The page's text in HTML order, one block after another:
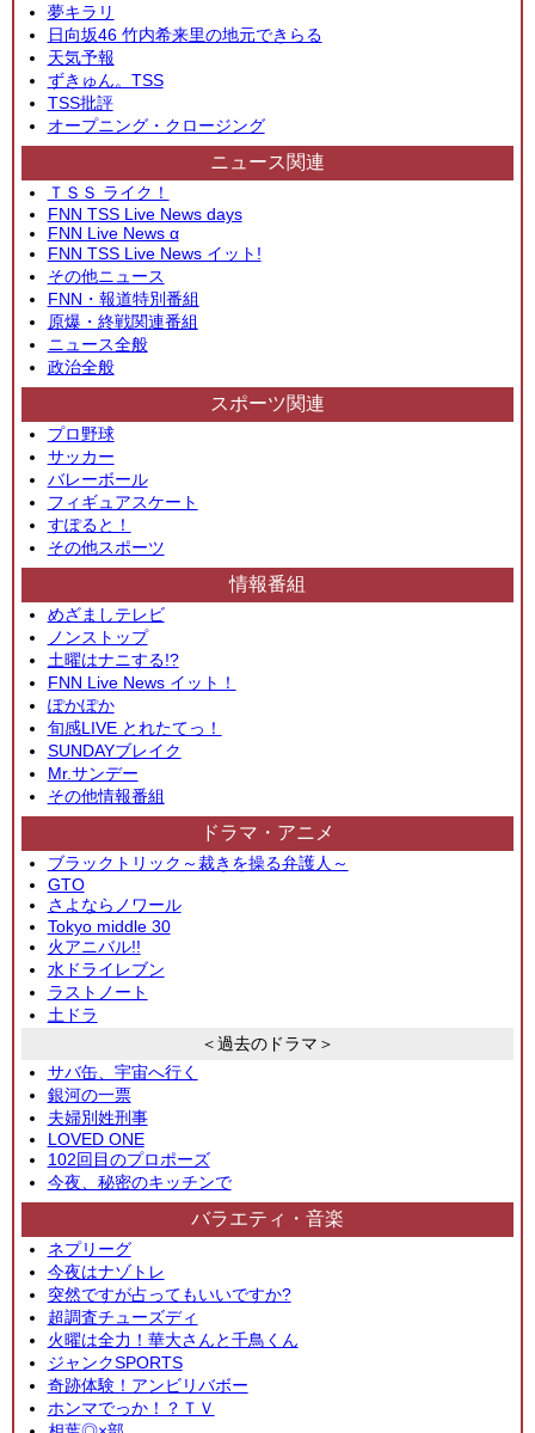
夢キラリ
日向坂46 竹内希来里の地元できらる
天気予報
ずきゅん。TSS
TSS批評
オープニング・クロージング
ニュース関連
ＴＳＳ ライク！
FNN TSS Live News days
FNN Live News α
FNN TSS Live News イット!
その他ニュース
FNN・報道特別番組
原爆・終戦関連番組
ニュース全般
政治全般
スポーツ関連
プロ野球
サッカー
バレーボール
フィギュアスケート
すぽると！
その他スポーツ
情報番組
めざましテレビ
ノンストップ
土曜はナニする!?
FNN Live News イット！
ぽかぽか
旬感LIVE とれたてっ！
SUNDAYブレイク
Mr.サンデー
その他情報番組
ドラマ・アニメ
ブラックトリック～裁きを操る弁護人～
GTO
さよならノワール
Tokyo middle 30
火アニバル!!
水ドライレブン
ラストノート
土ドラ
＜過去のドラマ＞
サバ缶、宇宙へ行く
銀河の一票
夫婦別姓刑事
LOVED ONE
102回目のプロポーズ
今夜、秘密のキッチンで
バラエティ・音楽
ネプリーグ
今夜はナゾトレ
突然ですが占ってもいいですか?
超調査チューズディ
火曜は全力！華大さんと千鳥くん
ジャンクSPORTS
奇跡体験！アンビリバボー
ホンマでっか！？ＴＶ